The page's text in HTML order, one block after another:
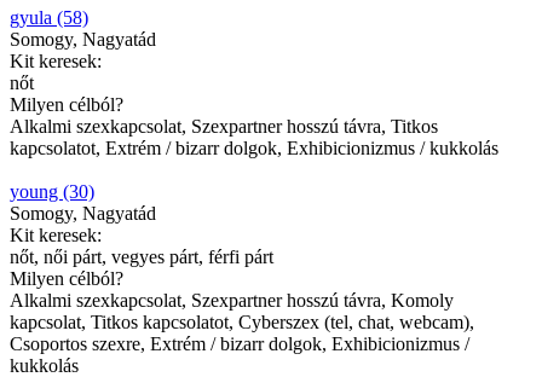
gyula (58)
Somogy, Nagyatád
Kit keresek:
nőt
Milyen célból?
Alkalmi szexkapcsolat, Szexpartner hosszú távra, Titkos
kapcsolatot, Extrém / bizarr dolgok, Exhibicionizmus / kukkolás
young (30)
Somogy, Nagyatád
Kit keresek:
nőt, női párt, vegyes párt, férfi párt
Milyen célból?
Alkalmi szexkapcsolat, Szexpartner hosszú távra, Komoly
kapcsolat, Titkos kapcsolatot, Cyberszex (tel, chat, webcam),
Csoportos szexre, Extrém / bizarr dolgok, Exhibicionizmus /
kukkolás